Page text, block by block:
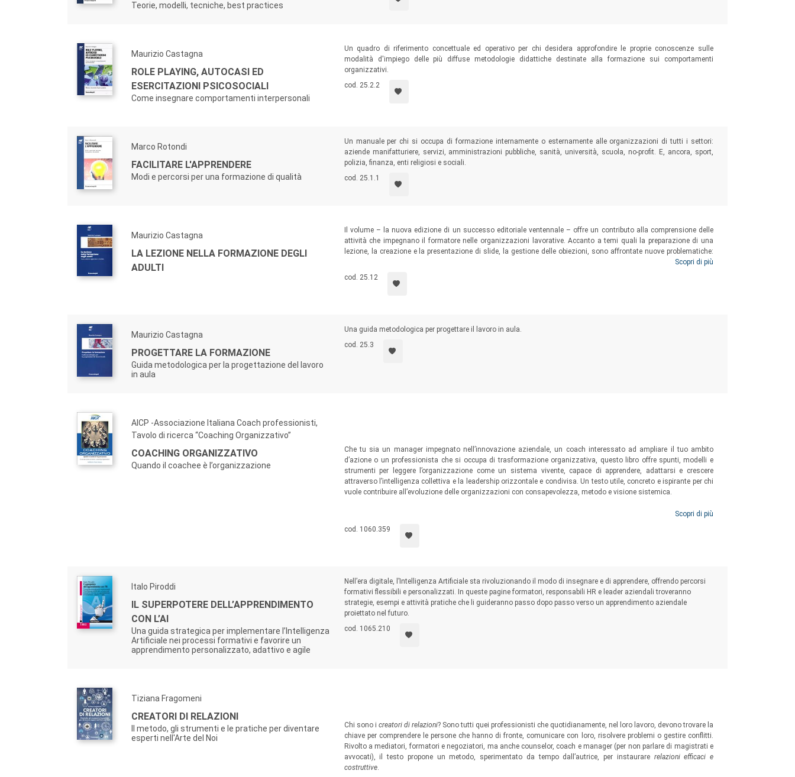
Teorie, modelli, tecniche, best practices
Maurizio Castagna
ROLE PLAYING, AUTOCASI ED
ESERCITAZIONI PSICOSOCIALI
Come insegnare comportamenti interpersonali
Un quadro di riferimento concettuale ed operativo per chi desidera approfondire le proprie conoscenze sulle
modalità d'impiego delle più diffuse metodologie didattiche destinate alla formazione sui comportamenti
organizzativi.
cod. 25.2.2
Marco Rotondi
FACILITARE L'APPRENDERE
Modi e percorsi per una formazione di qualità
Un manuale per chi si occupa di formazione internamente o esternamente alle organizzazioni di tutti i settori:
aziende manifatturiere, servizi, amministrazioni pubbliche, sanità, università, scuola, no-profit. E, ancora, sport,
polizia, finanza, enti religiosi e sociali.
cod. 25.1.1
Maurizio Castagna
LA LEZIONE NELLA FORMAZIONE DEGLI
ADULTI
Il volume – la nuova edizione di un successo editoriale ventennale – offre un contributo alla comprensione delle
attività che impegnano il formatore nelle organizzazioni lavorative. Accanto a temi quali la preparazione di una
lezione, la creazione e la presentazione di slide, la gestione delle obiezioni, sono affrontate nuove problematiche:
come gestire l’ansia e il tempo; l’atteggiamento da tenere mentre si insegna; come gestire situazioni di conflitto,
ecc.
Scopri di più
cod. 25.12
Maurizio Castagna
PROGETTARE LA FORMAZIONE
Guida metodologica per la progettazione del lavoro
in aula
Una guida metodologica per progettare il lavoro in aula.
cod. 25.3
AICP -Associazione Italiana Coach professionisti,
Tavolo di ricerca “Coaching Organizzativo”
COACHING ORGANIZZATIVO
Quando il coachee è l’organizzazione
Che tu sia un manager impegnato nell’innovazione aziendale, un coach interessato ad ampliare il tuo ambito
d’azione o un professionista che si occupa di trasformazione organizzativa, questo libro offre spunti, modelli e
strumenti per leggere l’organizzazione come un sistema vivente, capace di apprendere, adattarsi e crescere
attraverso l’intelligenza collettiva e la leadership orizzontale e condivisa. Un testo utile, concreto e ispirante per chi
vuole contribuire all’evoluzione delle organizzazioni con consapevolezza, metodo e visione sistemica.
Scopri di più
cod. 1060.359
Italo Piroddi
IL SUPERPOTERE DELL’APPRENDIMENTO
CON L’AI
Una guida strategica per implementare l’Intelligenza
Artificiale nei processi formativi e favorire un
apprendimento personalizzato, adattivo e agile
Nell’era digitale, l’Intelligenza Artificiale sta rivoluzionando il modo di insegnare e di apprendere, offrendo percorsi
formativi flessibili e personalizzati. In queste pagine formatori, responsabili HR e leader aziendali troveranno
strategie, esempi e attività pratiche che li guideranno passo dopo passo verso un apprendimento aziendale
proiettato nel futuro.
cod. 1065.210
Tiziana Fragomeni
CREATORI DI RELAZIONI
Il metodo, gli strumenti e le pratiche per diventare
esperti nell'Arte del Noi
Chi sono i creatori di relazioni? Sono tutti quei professionisti che quotidianamente, nel loro lavoro, devono trovare la
chiave per comprendere le persone che hanno di fronte, comunicare con loro, risolvere problemi o gestire conflitti.
Rivolto a mediatori, formatori e negoziatori, ma anche counselor, coach e manager (per non parlare di magistrati e
avvocati), il testo propone un metodo, sperimentato da tempo dall’autrice, per instaurare relazioni efficaci e
costruttive.